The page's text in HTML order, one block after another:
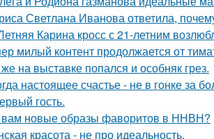
Светлана Иванова ответила,
Карина кросс с 21-летним
милый контент продолжается от
на выставке попался и особняк грез.
настоящее счастье - не в гонке за
гость.
вам новые образы фаворитов в ННВН?
красота - не про идеальность.